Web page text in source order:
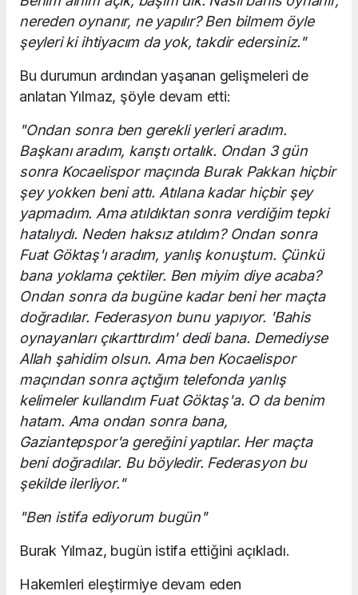
nereden oynanır, ne yapılır? Ben bilmem öyle
şeyleri ki ihtiyacım da yok, takdir edersiniz."
Bu durumun ardından yaşanan gelişmeleri de
anlatan Yılmaz, şöyle devam etti:
"Ondan sonra ben gerekli yerleri aradım.
Başkanı aradım, karıştı ortalık. Ondan 3 gün
sonra Kocaelispor maçında Burak Pakkan hiçbir
şey yokken beni attı. Atılana kadar hiçbir şey
yapmadım. Ama atıldıktan sonra verdiğim tepki
hatalıydı. Neden haksız atıldım? Ondan sonra
Fuat Göktaş'ı aradım, yanlış konuştum. Çünkü
bana yoklama çektiler. Ben miyim diye acaba?
Ondan sonra da bugüne kadar beni her maçta
doğradılar. Federasyon bunu yapıyor. 'Bahis
oynayanları çıkarttırdım' dedi bana. Demediyse
Allah şahidim olsun. Ama ben Kocaelispor
maçından sonra açtığım telefonda yanlış
kelimeler kullandım Fuat Göktaş'a. O da benim
hatam. Ama ondan sonra bana,
Gaziantepspor'a gereğini yaptılar. Her maçta
beni doğradılar. Bu böyledir. Federasyon bu
şekilde ilerliyor."
"Ben istifa ediyorum bugün"
Burak Yılmaz, bugün istifa ettiğini açıkladı.
Hakemleri eleştirmiye devam eden